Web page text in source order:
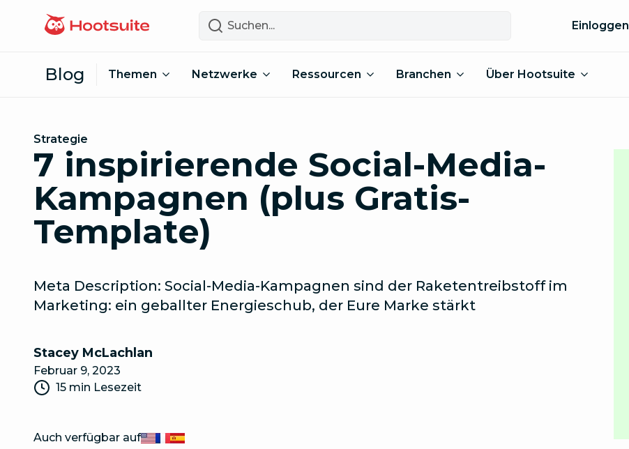
Suchen
Einloggen
Blog Themen Netzwerke Ressourcen Branchen Über Hootsuite
Strategie
7 inspirierende Social-Media-
Kampagnen (plus Gratis-
Template)
Meta Description: Social-Media-Kampagnen sind der Raketentreibstoff im
Marketing: ein geballter Energieschub, der Eure Marke stärkt
Stacey McLachlan
Februar 9, 2023
15 min Lesezeit
Auch verfügbar aufEnglish
Français
Español